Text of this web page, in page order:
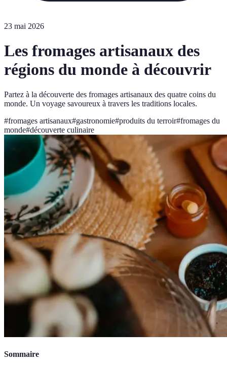
23 mai 2026
Les fromages artisanaux des
régions du monde à découvrir
Partez à la découverte des fromages artisanaux des quatre coins du
monde. Un voyage savoureux à travers les traditions locales.
#fromages artisanaux#gastronomie#produits du terroir#fromages du
monde#découverte culinaire
Sommaire